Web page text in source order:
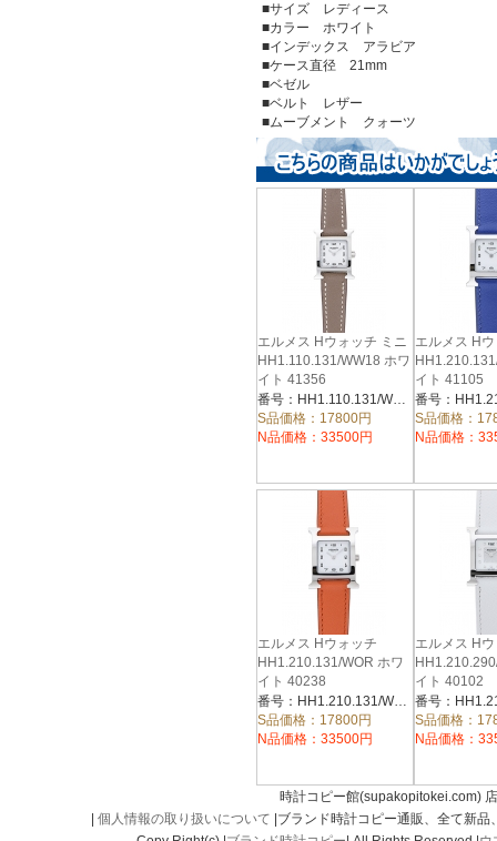
■サイズ レディース
■カラー ホワイト
■インデックス アラビア
■ケース直径 21mm
■ベゼル
■ベルト レザー
■ムーブメント クォーツ
エルメス Hウォッチ ミニ
HH1.110.131/WW18 ホワ
イト 41356
番号：HH1.110.131/WW18
S品価格：17800円
N品価格：33500円
エルメス H
イト 41105
S品価格：
N品価格：
エルメス Hウォッチ
HH1.210.131/WOR ホワ
イト 40238
番号：HH1.210.131/WOR
S品価格：17800円
N品価格：33500円
エルメス H
イト 40102
S品価格：
N品価格：
時計コピー館(supakopitokei.com)
個人情報の取り扱いについて |ブランド時計コピー通販、全て新